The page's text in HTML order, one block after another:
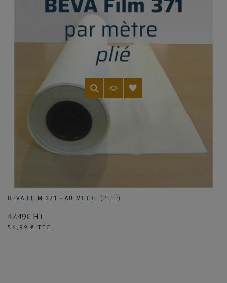
BEVA FILM 371 - AU METRE (PLIÉ)
47.49€ HT
Prix
56,99 € TTC